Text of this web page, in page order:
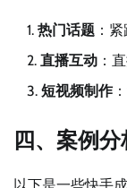
热门话题 ：
直播互动 ：
短视频制作
四、案例